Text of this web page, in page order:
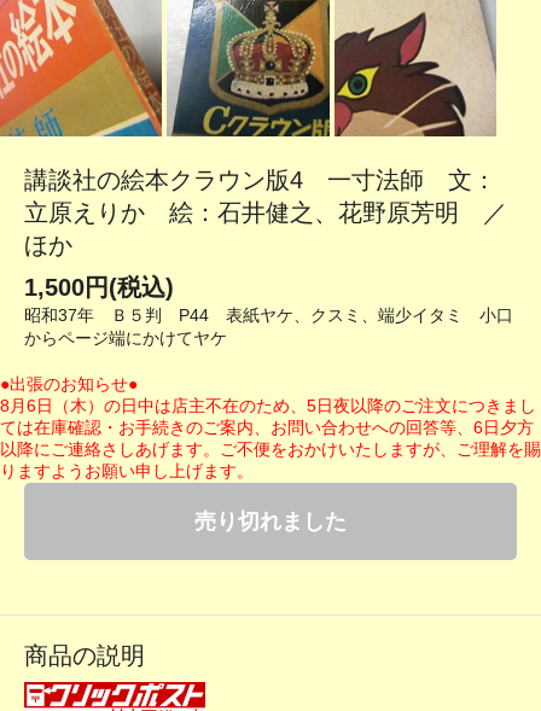
講談社の絵本クラウン版4 一寸法師 文：
立原えりか 絵：石井健之、花野原芳明 ／
ほか
1,500円(税込)
昭和37年 Ｂ５判 P44 表紙ヤケ、クスミ、端少イタミ 小口
からページ端にかけてヤケ
●出張のお知らせ●
8月6日（木）の日中は店主不在のため、5日夜以降のご注文につきまし
ては在庫確認・お手続きのご案内、お問い合わせへの回答等、6日夕方
以降にご連絡さしあげます。ご不便をおかけいたしますが、ご理解を賜
りますようお願い申し上げます。
売り切れました
商品の説明